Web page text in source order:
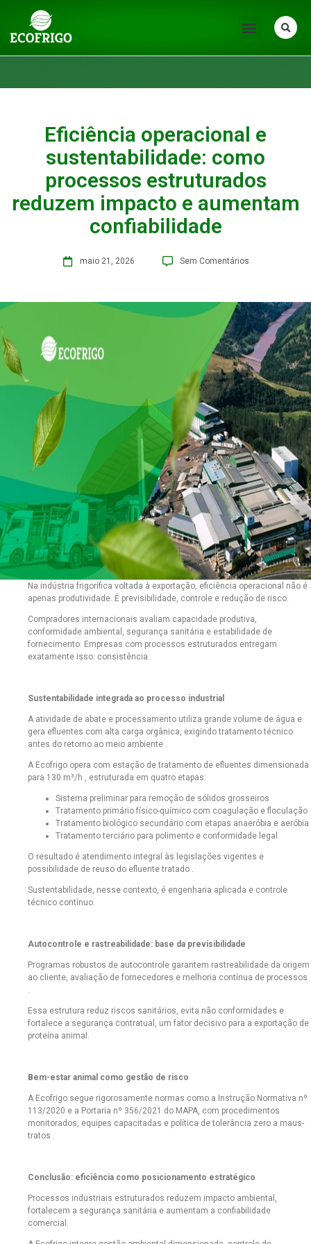
Eficiência operacional e
sustentabilidade: como
processos estruturados
reduzem impacto e aumentam
confiabilidade
maio 21, 2026 Sem Comentários
Na indústria frigorífica voltada à exportação, eficiência operacional não é
apenas produtividade. É previsibilidade, controle e redução de risco.
Compradores internacionais avaliam capacidade produtiva,
conformidade ambiental, segurança sanitária e estabilidade de
fornecimento. Empresas com processos estruturados entregam
exatamente isso: consistência.
Sustentabilidade integrada ao processo industrial
A atividade de abate e processamento utiliza grande volume de água e
gera efluentes com alta carga orgânica, exigindo tratamento técnico
antes do retorno ao meio ambiente .
A Ecofrigo opera com estação de tratamento de efluentes dimensionada
para 130 m³/h , estruturada em quatro etapas:
Sistema preliminar para remoção de sólidos grosseiros
Tratamento primário físico-químico com coagulação e floculação
Tratamento biológico secundário com etapas anaeróbia e aeróbia
Tratamento terciário para polimento e conformidade legal
O resultado é atendimento integral às legislações vigentes e
possibilidade de reuso do efluente tratado .
Sustentabilidade, nesse contexto, é engenharia aplicada e controle
técnico contínuo.
Autocontrole e rastreabilidade: base da previsibilidade
Programas robustos de autocontrole garantem rastreabilidade da origem
ao cliente, avaliação de fornecedores e melhoria contínua de processos
.
Essa estrutura reduz riscos sanitários, evita não conformidades e
fortalece a segurança contratual, um fator decisivo para a exportação de
proteína animal.
Bem-estar animal como gestão de risco
A Ecofrigo segue rigorosamente normas como a Instrução Normativa nº
113/2020 e a Portaria nº 356/2021 do MAPA, com procedimentos
monitorados, equipes capacitadas e política de tolerância zero a maus-
tratos .
Conclusão: eficiência como posicionamento estratégico
Processos industriais estruturados reduzem impacto ambiental,
fortalecem a segurança sanitária e aumentam a confiabilidade
comercial.